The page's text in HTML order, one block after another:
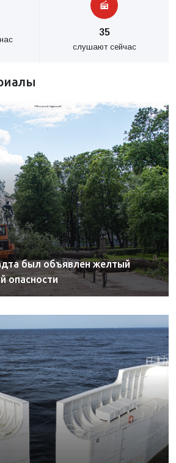
35
слушают сейчас
был объявлен желтый
опасности